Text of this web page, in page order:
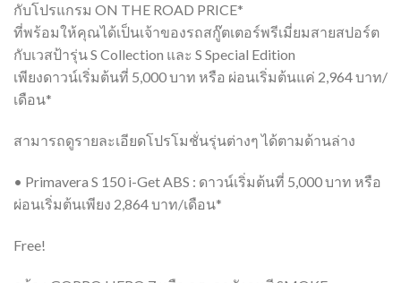
กับโปรแกรม ON THE ROAD PRICE*
ที่พร้อมให้คุณได้เป็นเจ้าของรถสกู๊ตเตอร์พรีเมี่ยมสายสปอร์ต
กับเวสป้ารุ่น S Collection และ S Special Edition
เพียงดาวน์เริ่มต้นที่ 5,000 บาท หรือ ผ่อนเริ่มต้นแค่ 2,964 บาท/
เดือน*
สามารถดูรายละเอียดโปรโมชั่นรุ่นต่างๆ ได้ตามด้านล่าง
• Primavera S 150 i-Get ABS : ดาวน์เริ่มต้นที่ 5,000 บาท หรือ
ผ่อนเริ่มต้นเพียง 2,864 บาท/เดือน*
Free!